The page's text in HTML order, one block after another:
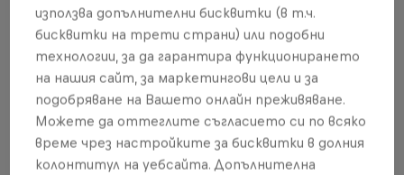
Още от това?
Red Bull Motorsports
използва допълнителни бисквитки (в т.ч.
бисквитки на трети страни) или подобни
технологии, за да гарантира функционирането
на нашия сайт, за маркетингови цели и за
подобряване на Вашето онлайн преживяване.
Можете да оттеглите съгласието си по всяко
време чрез настройките за бисквитки в долния
колонтитул на уебсайта. Допълнителна